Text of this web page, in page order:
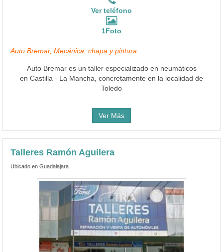
Ver teléfono
1Foto
Auto Bremar, Mecánica, chapa y pintura
Auto Bremar es un taller especializado en neumáticos
en Castilla - La Mancha, concretamente en la localidad de
Toledo
Ver Más
Talleres Ramón Aguilera
Ubicado en Guadalajara